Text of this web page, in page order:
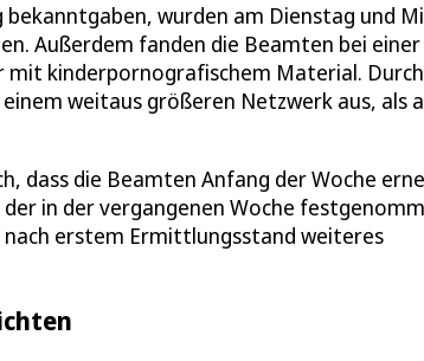
wurden am Dienstag und
Außerdem fanden die Beamten bei
kinderpornografischem Material.
weitaus größeren Netzwerk aus, als
die Beamten Anfang der Woche
in der vergangenen Woche
nach erstem Ermittlungsstand weiteres